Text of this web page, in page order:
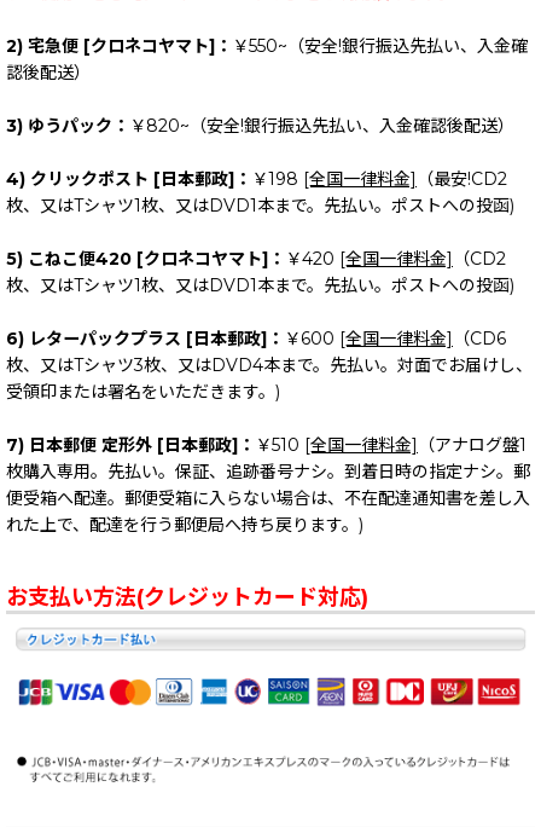
2) 宅急便 [クロネコヤマト]： ￥550~（安全!銀行振込先払い、入金確
認後配送）
3) ゆうパック： ￥820~（安全!銀行振込先払い、入金確認後配送）
4) クリックポスト [日本郵政]： ￥198 [全国一律料金]
（最安!CD2
枚、又はTシャツ1枚、又はDVD1本まで。先払い。ポストへの投函)
5) こねこ便420 [クロネコヤマト]： ￥420 [全国一律料金]
（CD2
枚、又はTシャツ1枚、又はDVD1本まで。先払い。ポストへの投函)
6) レターパックプラス [日本郵政]： ￥600 [全国一律料金]
（CD6
枚、又はTシャツ3枚、又はDVD4本まで。先払い。対面でお届けし、
受領印または署名をいただきます。)
7) 日本郵便 定形外 [日本郵政]： ￥510 [全国一律料金]
（アナログ盤1
枚購入専用。先払い。保証、追跡番号ナシ。到着日時の指定ナシ。郵
便受箱へ配達。郵便受箱に入らない場合は、不在配達通知書を差し入
れた上で、配達を行う郵便局へ持ち戻ります。)
お支払い方法(クレジットカード対応)